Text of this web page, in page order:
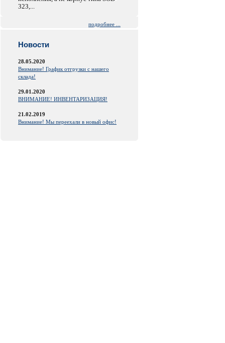
323,...
подробнее ...
Новости
28.05.2020
Внимание! График отгрузки с нашего
склада!
29.01.2020
ВНИМАНИЕ! ИНВЕНТАРИЗАЦИЯ!
21.02.2019
Внимание! Мы переехали в новый офис!